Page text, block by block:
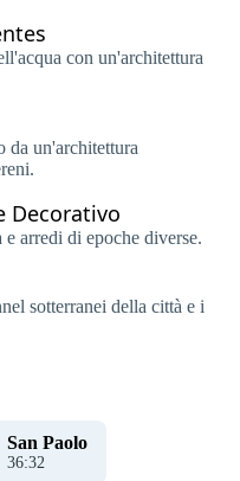
con un'architettura
da un'architettura
Decorativo
e arredi di epoche diverse.
sotterranei della città e i
San Paolo
36:32